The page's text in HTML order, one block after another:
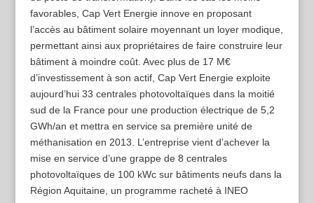
favorables, Cap Vert Energie innove en proposant
l’accès au bâtiment solaire moyennant un loyer modique,
permettant ainsi aux propriétaires de faire construire leur
bâtiment à moindre coût. Avec plus de 17 M€
d’investissement à son actif, Cap Vert Energie exploite
aujourd’hui 33 centrales photovoltaïques dans la moitié
sud de la France pour une production électrique de 5,2
GWh/an et mettra en service sa première unité de
méthanisation en 2013. L’entreprise vient d’achever la
mise en service d’une grappe de 8 centrales
photovoltaïques de 100 kWc sur bâtiments neufs dans la
Région Aquitaine, un programme racheté à INEO